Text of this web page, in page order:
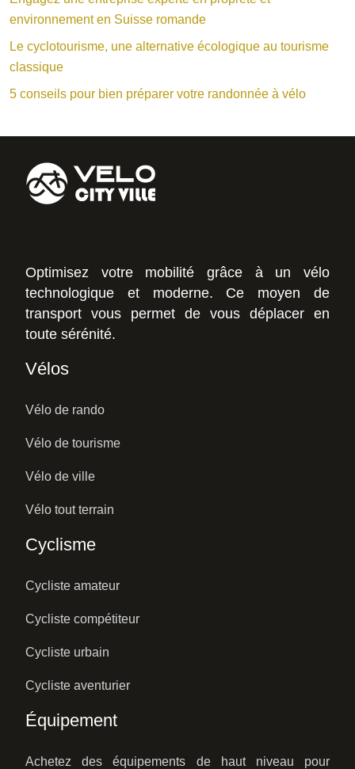
environnement en Suisse romande
Le cyclotourisme, une alternative écologique au tourisme
classique
5 conseils pour bien préparer votre randonnée à vélo
Optimisez votre mobilité grâce à un vélo
technologique et moderne. Ce moyen de
transport vous permet de vous déplacer en
toute sérénité.
Vélos
Vélo de rando
Vélo de tourisme
Vélo de ville
Vélo tout terrain
Cyclisme
Cycliste amateur
Cycliste compétiteur
Cycliste urbain
Cycliste aventurier
Équipement
Achetez des équipements de haut niveau pour